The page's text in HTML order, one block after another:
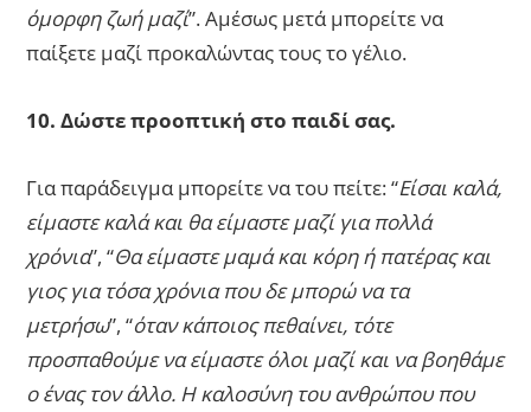
όμορφη ζωή μαζί”. Αμέσως μετά μπορείτε να
παίξετε μαζί προκαλώντας τους το γέλιο.
10. Δώστε προοπτική στο παιδί σας.
Για παράδειγμα μπορείτε να του πείτε: “Είσαι καλά,
είμαστε καλά και θα είμαστε μαζί για πολλά
χρόνια”, “Θα είμαστε μαμά και κόρη ή πατέρας και
γιος για τόσα χρόνια που δε μπορώ να τα
μετρήσω”, “όταν κάποιος πεθαίνει, τότε
προσπαθούμε να είμαστε όλοι μαζί και να βοηθάμε
ο ένας τον άλλο. Η καλοσύνη του ανθρώπου που